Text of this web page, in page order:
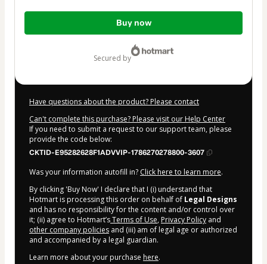
Total
Buy now
secured by
Have questions about the product? Please contact
Can't complete this purchase? Please visit our Help Center
If you need to submit a request to our support team, please
provide the code below:
CKTID-E95282628F1ADVVIP-1786270278800-3607
Was your information autofill in? Click here to learn more.
By clicking 'Buy Now' I declare that I (i) understand that
Hotmart is processing this order on behalf of Legal Designs
and has no responsibility for the content and/or control over
it; (ii) agree to Hotmart’sTerms of Use, Privacy Policy and
other company policies and (iii) am of legal age or authorized
and accompanied by a legal guardian.
Learn more about your purchase here.